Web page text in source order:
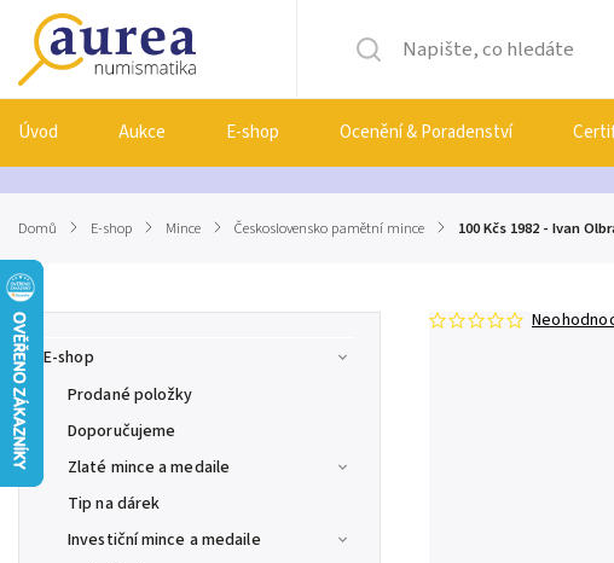
Úvod Aukce E-shop Ocenění & Poradenství
Domů / E-shop / Mince / Československo pamětní mince / 100 Kčs 1982 - Ivan
E-shop
Prodané položky
Doporučujeme
Zlaté mince a medaile
Tip na dárek
Investiční mince a medaile